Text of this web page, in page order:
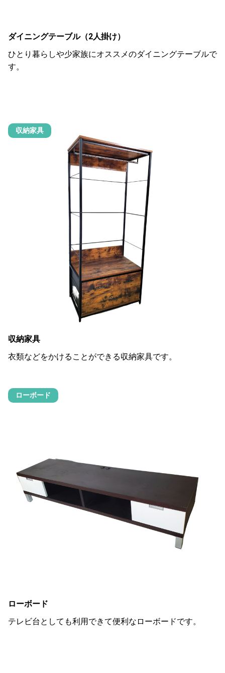
ダイニングテーブル（2人掛け）
ひとり暮らしや少家族にオススメのダイニングテーブルで
す。
収納家具
収納家具
衣類などをかけることができる収納家具です。
ローボード
ローボード
テレビ台としても利用できて便利なローボードです。